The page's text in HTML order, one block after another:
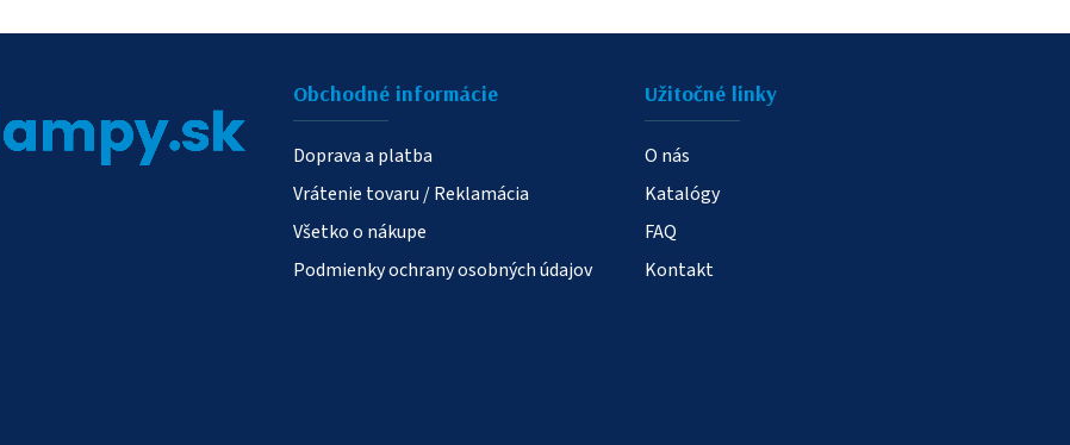
Obchodné informácie
Doprava a platba
Vrátenie tovaru / Reklamácia
Všetko o nákupe
Podmienky ochrany osobných údajov
Užitočné linky
O nás
Katalógy
FAQ
Kontakt